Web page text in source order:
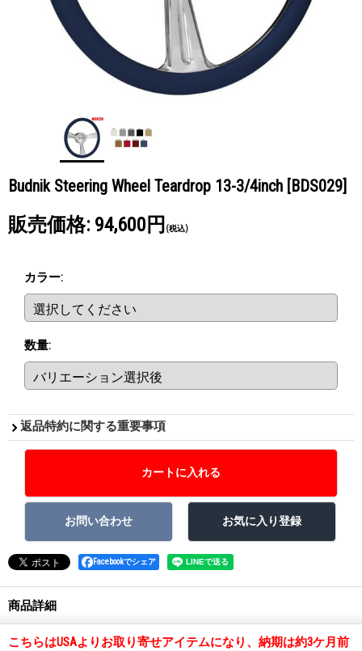
Budnik Steering Wheel Teardrop 13-3/4inch [BDS029]
販売価格: 94,600円 (税込)
カラー:
数量:
返品特約に関する重要事項
Facebookでシェア
商品詳細
こちらはUSAよりお取り寄せアイテムになり、納期は約3ケ月前